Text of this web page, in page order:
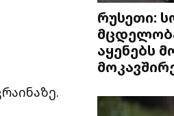
რუსეთი:
აყენებს